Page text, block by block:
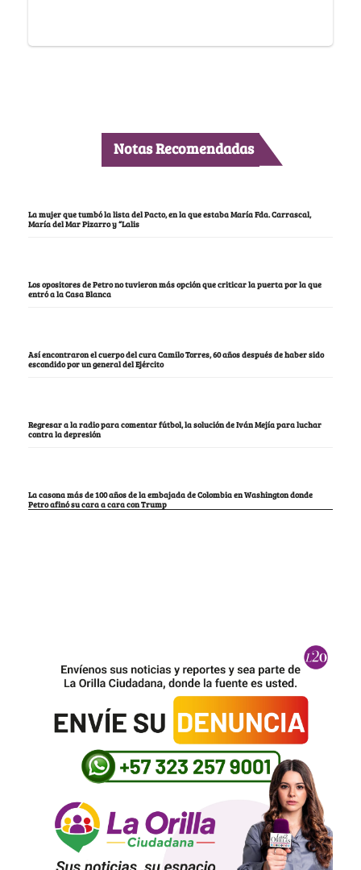
Notas Recomendadas
La mujer que tumbó la lista del Pacto, en la que estaba María Fda. Carrascal,
María del Mar Pizarro y “Lalis
Los opositores de Petro no tuvieron más opción que criticar la puerta por la que
entró a la Casa Blanca
Así encontraron el cuerpo del cura Camilo Torres, 60 años después de haber sido
escondido por un general del Ejército
Regresar a la radio para comentar fútbol, la solución de Iván Mejía para luchar
contra la depresión
La casona más de 100 años de la embajada de Colombia en Washington donde
Petro afinó su cara a cara con Trump